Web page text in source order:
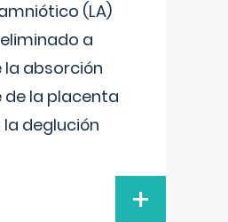
(LA)
a
la absorción
la placenta
deglución
+